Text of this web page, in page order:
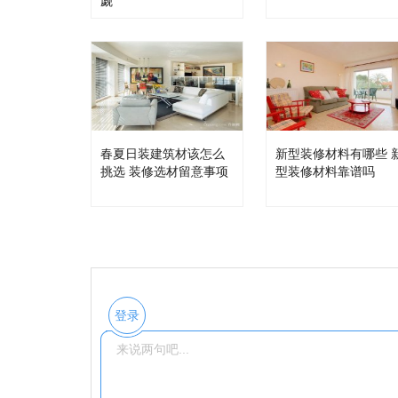
春夏日装建筑材该怎么
挑选 装修选材留意事项
新型装修材料有哪些
型装修材料靠谱吗
登录